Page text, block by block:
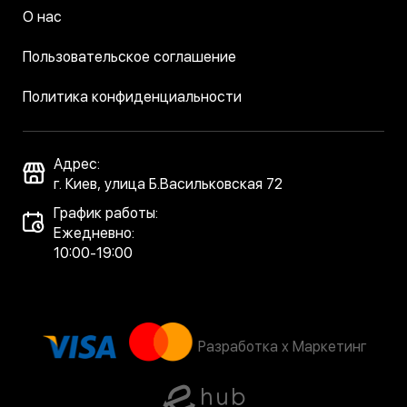
О нас
Пользовательское соглашение
Политика конфиденциальности
Адрес:
г. Киев, улица Б.Васильковская 72
График работы:
Ежедневно:
10:00-19:00
Разработка x Маркетинг